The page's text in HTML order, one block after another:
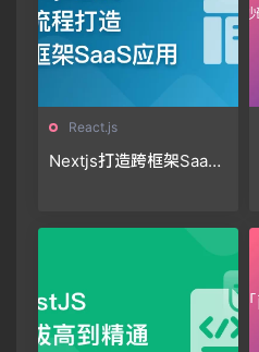
React.js
Nextjs打造跨框架SaaS